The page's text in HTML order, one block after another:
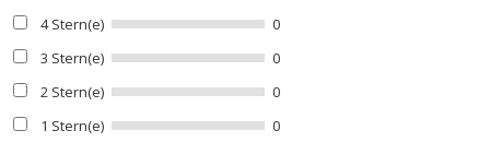
4 Stern(e)
0
3 Stern(e)
0
2 Stern(e)
0
1 Stern(e)
0